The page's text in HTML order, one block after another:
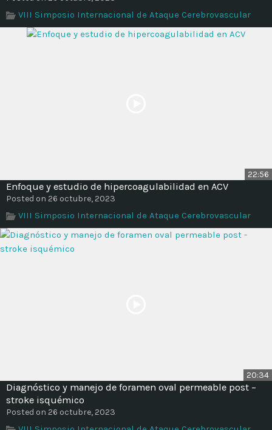
VIII Simposio Internacional de Ataque Cerebrovascular
22:56
Enfoque y estudio de hipercoagulabilidad en ACV
Posted on 26 octubre, 2023
VIII Simposio Internacional de Ataque Cerebrovascular
20:34
Diagnóstico y manejo de foramen oval permeable post –
stroke isquémico
Posted on 26 octubre, 2023